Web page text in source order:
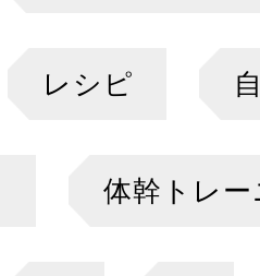
レシピ
体幹トレ